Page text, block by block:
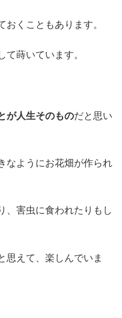
くこともあります。
て蒔いています。
が人生そのものだと思い
なようにお花畑が作られ
、害虫に食われたりもし
思えて、楽しんでいま